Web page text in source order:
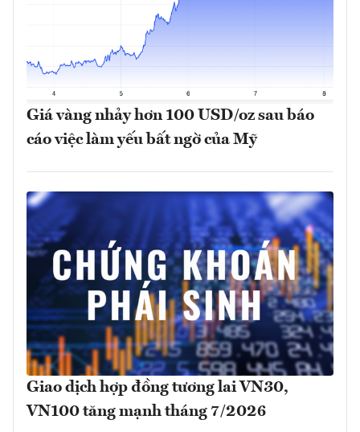
Giá vàng nhảy hơn 100 USD/oz sau báo
cáo việc làm yếu bất ngờ của Mỹ
Giao dịch hợp đồng tương lai VN30,
VN100 tăng mạnh tháng 7/2026